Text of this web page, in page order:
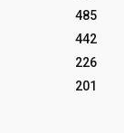
485
442
226
201